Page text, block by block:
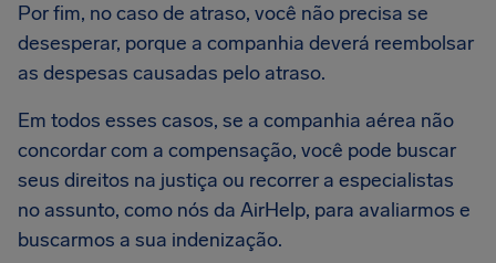
Por fim, no caso de atraso, você não precisa se
desesperar, porque a companhia deverá reembolsar
as despesas causadas pelo atraso.
Em todos esses casos, se a companhia aérea não
concordar com a compensação, você pode buscar
seus direitos na justiça ou recorrer a especialistas
no assunto, como nós da AirHelp, para avaliarmos e
buscarmos a sua indenização.